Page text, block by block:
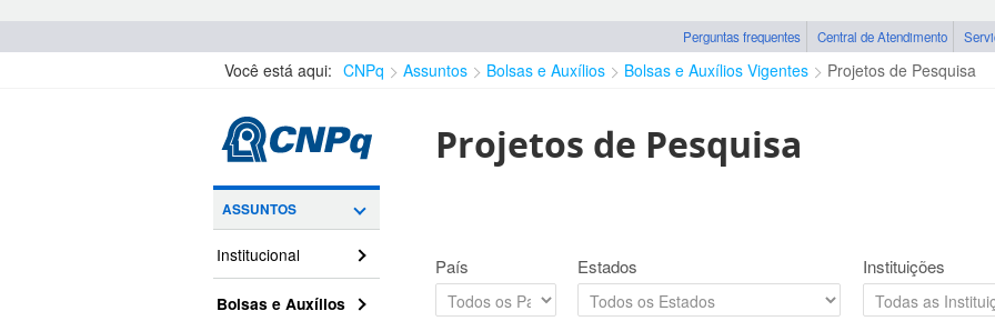
Perguntas frequentes Central de Atendimento
Você está aqui: CNPq Assuntos Bolsas e Auxílios Bolsas e Auxílios Vigentes Projetos de Pesquisa
ASSUNTOS
Institucional
Bolsas e Auxílios
Projetos de Pesquisa
País Estados Instituições